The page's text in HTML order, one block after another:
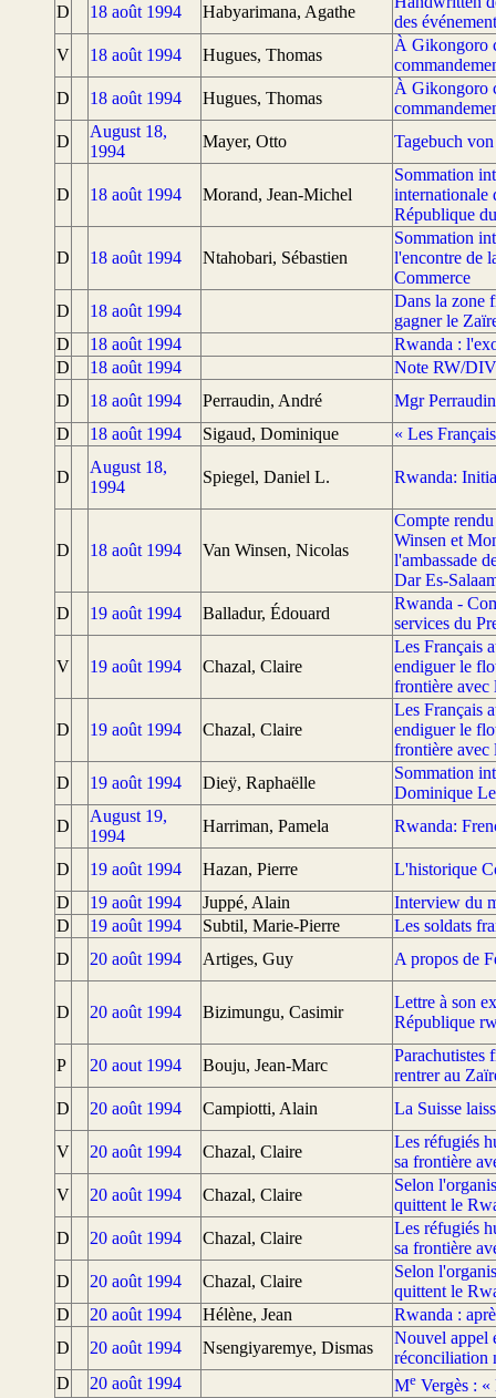
D 18 août 1994 Habyarimana, Agathe
des
V
18 août 1994 Hugues, Thomas
À Gikongoro
D
18 août 1994 Hugues, Thomas
À Gikongoro
D
August 18,
1994
Mayer, Otto Tagebuch
D 18 août 1994 Morand, Jean-Michel
Sommation
internationale
République
D 18 août 1994 Ntahobari, Sébastien
Sommation
l'encontre de
Commerce
D
18 août 1994
Dans la zone
gagner le
D
18 août 1994
Rwanda :
D
18 août 1994
Note RW/
D
18 août 1994 Perraudin, André
Mgr
D
18 août 1994 Sigaud, Dominique « Les
D
August 18,
1994
Spiegel, Daniel L. Rwanda:
D 18 août 1994 Van Winsen, Nicolas
Compte
Winsen et
l'ambassade
Dar Es-
D
19 août 1994 Balladur, Édouard
Rwanda -
services du
V 19 août 1994 Chazal, Claire
Les Français
endiguer le
frontière avec
D 19 août 1994 Chazal, Claire
Les Français
endiguer le
frontière avec
D
19 août 1994 Dieÿ, Raphaëlle
Sommation
Dominique
D
August 19,
1994
Harriman, Pamela Rwanda:
D 19 août 1994 Hazan, Pierre
L'historique
D
19 août 1994 Juppé, Alain
Interview du
D
19 août 1994 Subtil, Marie-Pierre
Les soldats
D
20 août 1994 Artiges, Guy A propos de
D 20 août 1994 Bizimungu, Casimir
Lettre à son
République
P 20 aout 1994 Bouju, Jean-Marc
Parachutistes
rentrer au
D
20 août 1994 Campiotti, Alain La Suisse
V 20 août 1994 Chazal, Claire
Les réfugiés
sa frontière
V
20 août 1994 Chazal, Claire
Selon
quittent le
D
20 août 1994 Chazal, Claire
Les réfugiés
sa frontière
D
20 août 1994 Chazal, Claire
Selon
quittent le
D
20 août 1994 Hélène, Jean
Rwanda :
D
20 août 1994 Nsengiyaremye, Dismas
Nouvel appel
réconciliation
D
20 août 1994 Me Vergès : «